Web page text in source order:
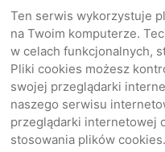
Ten serwis wykorzystuje
na Twoim komputerze.
w celach funkcjonalnych,
Pliki cookies możesz
swojej przeglądarki
naszego serwisu
przeglądarki internetowej
stosowania plików cookies.